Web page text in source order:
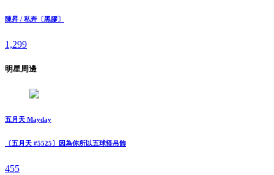
陳昇 / 私奔〔黑膠〕
1,299
明星周邊
五月天 Mayday
〔五月天 #5525〕因為你所以五球怪吊飾
455